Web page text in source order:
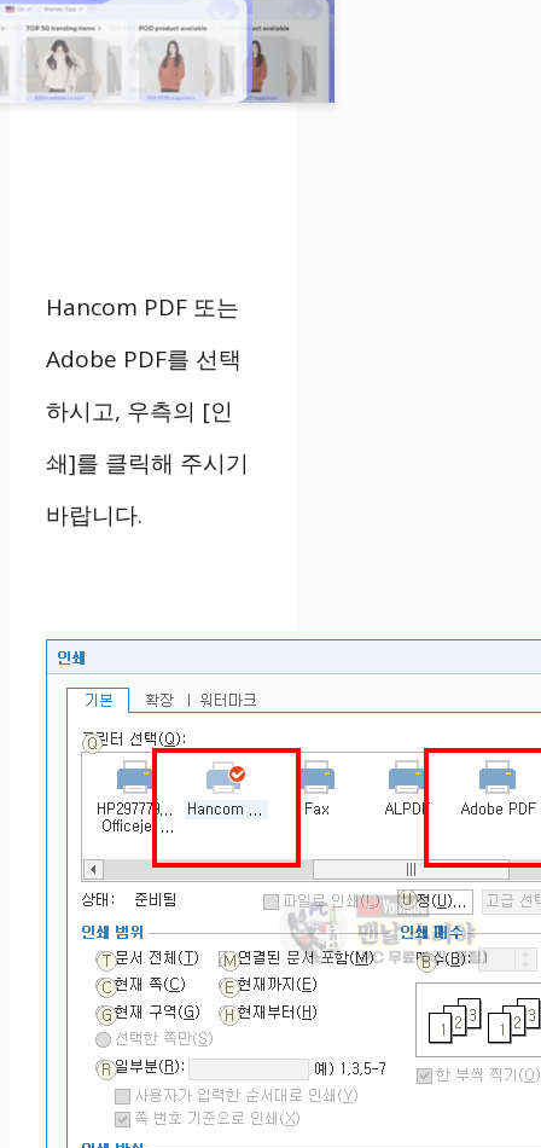
Hancom PDF 또는
Adobe PDF를 선택
하시고, 우측의 [인
쇄]를 클릭해 주시기
바랍니다.